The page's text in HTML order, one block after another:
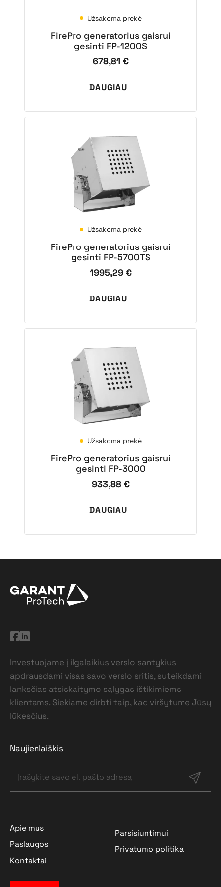
Užsakoma prekė
FirePro generatorius gaisrui
gesinti FP-1200S
678,81 €
DAUGIAU
Užsakoma prekė
FirePro generatorius gaisrui
gesinti FP-5700TS
1995,29 €
DAUGIAU
Užsakoma prekė
FirePro generatorius gaisrui
gesinti FP-3000
933,88 €
DAUGIAU
Investuojame į ilgalaikius verslo santykius
apdrausdami visas savo verslo sritis, suteikdami
lanksčias atsiskaitymo sąlygas ištikimiems
klientams. Siekiame dirbti taip, kad viršytume Jūsų
lūkesčius.
Naujienlaiškis
Apie mus
Paslaugos
Kontaktai
Parsisiuntimui
Privatumo politika